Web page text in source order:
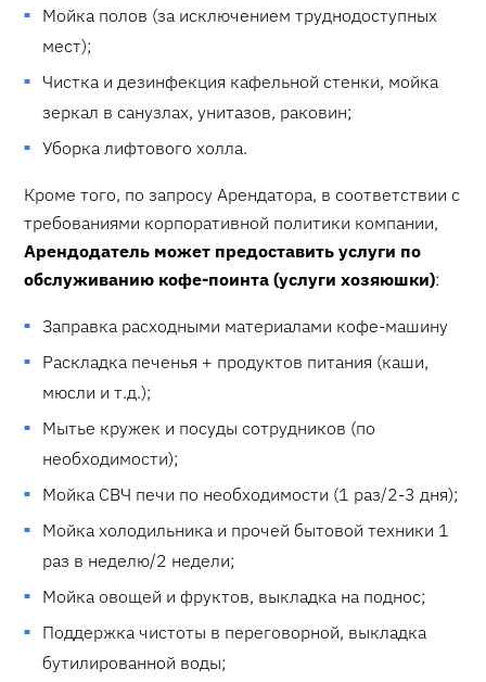
Мойка полов (за исключением труднодоступных
мест);
Чистка и дезинфекция кафельной стенки, мойка
зеркал в санузлах, унитазов, раковин;
Уборка лифтового холла.
Кроме того, по запросу Арендатора, в соответствии с
требованиями корпоративной политики компании,
Арендодатель может предоставить услуги по
обслуживанию кофе-поинта (услуги хозяюшки):
Заправка расходными материалами кофе-машину
Раскладка печенья + продуктов питания (каши,
мюсли и т.д.);
Мытье кружек и посуды сотрудников (по
необходимости);
Мойка СВЧ печи по необходимости (1 раз/2-3 дня);
Мойка холодильника и прочей бытовой техники 1
раз в неделю/2 недели;
Мойка овощей и фруктов, выкладка на поднос;
Поддержка чистоты в переговорной, выкладка
бутилированной воды;